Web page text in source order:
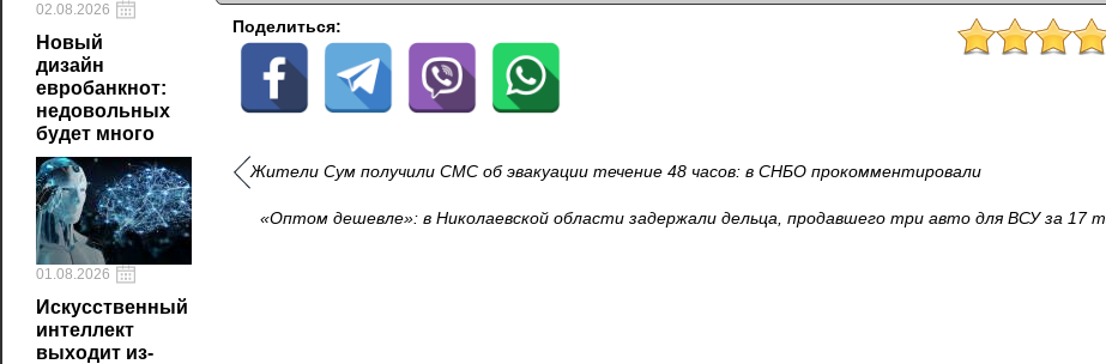
02.08.2026
Новый
дизайн
евробанкнот:
недовольных
будет много
01.08.2026
Искусственный
интеллект
выходит из-
Поделиться:
Жители Сум получили СМС об эвакуации течение 48 часов: в СНБО прокомментировали
«Оптом дешевле»: в Николаевской области задержали дельца, продавшего три авто для ВСУ за 17